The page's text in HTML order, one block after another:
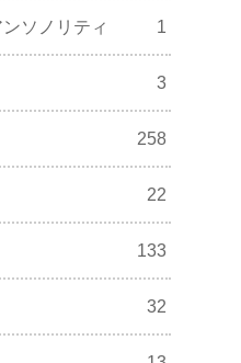
ソノリティ 1
3
258
22
133
32